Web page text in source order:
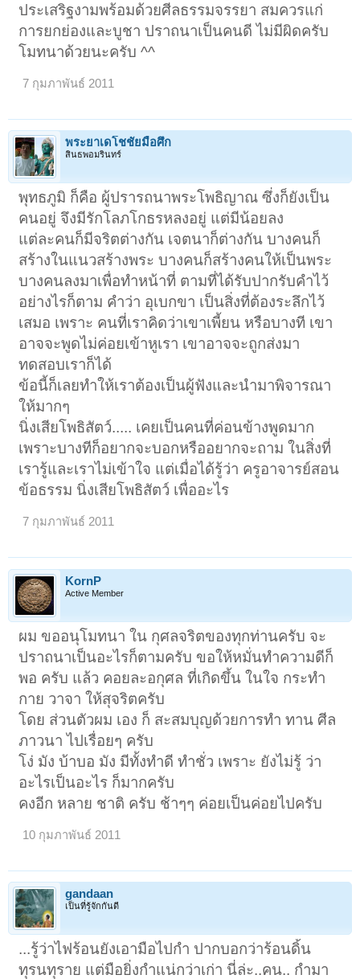
ประเสริฐงามพร้อมด้วยศีลธรรมจรรยา สมควรแก่
การยกย่องและบูชา ปราถนาเป็นคนดี ไม่มีผิดครับ
โมทนาด้วยนะครับ ^^
7 กุมภาพันธ์ 2011
พระยาเดโชชัยมือศึก
สินธพอมรินทร์
พุทธภูมิ ก็คือ ผู้ปรารถนาพระโพธิญาณ ซึ่งก็ยังเป็น
คนอยู่ จึงมีรักโลภโกธรหลงอยู่ แต่มีน้อยลง
แต่ละคนก็มีจริตต่างกัน เจตนาก็ต่างกัน บางคนก็
สร้างในแนวสร้างพระ บางคนก็สร้างคนให้เป็นพระ
บางคนลงมาเพื่อทำหน้าที่ ตามที่ได้รับปากรับคำไว้
อย่างไรก็ตาม คำว่า อุเบกขา เป็นสิ่งที่ต้องระลึกไว้
เสมอ เพราะ คนที่เราคิดว่าเขาเพี้ยน หรือบางที เขา
อาจจะพูดไม่ค่อยเข้าหูเรา เขาอาจจะถูกส่งมา
ทดสอบเราก็ได้
ข้อนี้ก็เลยทำให้เราต้องเป็นผู้ฟังและนำมาพิจารณา
ให้มากๆ
นิ่งเสียโพธิสัตว์..... เคยเป็นคนที่ค่อนข้างพูดมาก
เพราะบางทีก็อยากจะบอกหรืออยากจะถาม ในสิ่งที่
เรารู้และเราไม่เข้าใจ แต่เมื่อได้รู้ว่า ครูอาจารย์สอน
ข้อธรรม นิ่งเสียโพธิสัตว์ เพื่ออะไร
7 กุมภาพันธ์ 2011
KornP
Active Member
ผม ขออนุโมทนา ใน กุศลจริตของทุกท่านครับ จะ
ปราถนาเป็นอะไรก็ตามครับ ขอให้หมั่นทำความดีก็
พอ ครับ แล้ว คอยละอกุศล ที่เกิดขึ้น ในใจ กระทำ
กาย วาจา ให้สุจริตครับ
โดย ส่วนตัวผม เอง ก็ สะสมบุญด้วยการทำ ทาน ศีล
ภาวนา ไปเรื่อยๆ ครับ
โง่ มัง บ้าบอ มัง มีทั้งทำดี ทำชั่ว เพราะ ยังไม่รู้ ว่า
อะไรเป็นอะไร ก็มากครับ
คงอีก หลาย ชาติ ครับ ช้าๆๆ ค่อยเป็นค่อยไปครับ
10 กุมภาพันธ์ 2011
gandaan
เป็นที่รู้จักกันดี
...รู้ว่าไฟร้อนยังเอามือไปกำ ปากบอกว่าร้อนดิ้น
ทุรนทุราย แต่มือยิ่งกำแน่กว่าเก่า นี่ล่ะ..คน.. กำมา
2 ถัดไป >